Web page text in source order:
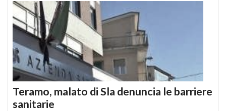
Teramo, malato di Sla denuncia le barriere
sanitarie